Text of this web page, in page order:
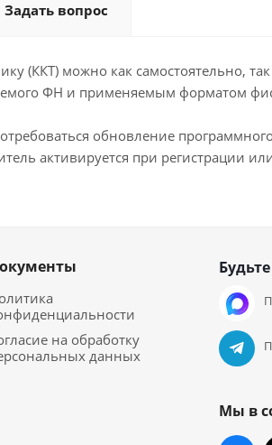
Задать вопрос
(ККТ) можно как самостоятельно,
ФН и применяемым форматом
обновление
активируется при регистрации
на обработку
данных
Мы в